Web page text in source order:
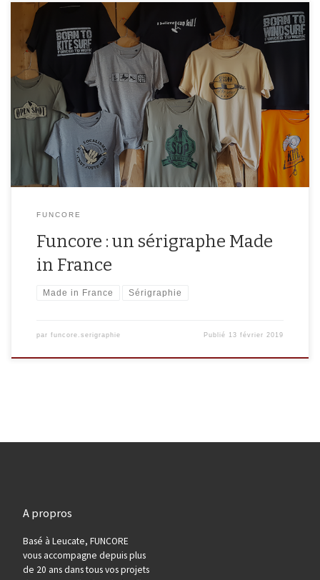
Localisé dans la région de l’Aude, et plus précisément dans la ville
de Leucate, notre nouvel atelier nous permet de répondre à
toutes vos demandes de personnalisation de textiles. C’est là-bas
que nous avons nos machines, ainsi que nos espaces de stockage
avant envoi. Sur place, nous pouvons également vous […]
FUNCORE
Funcore : un sérigraphe Made
in France
Made in France Sérigraphie
par funcore.serigraphie Publié 13 février 2019
A propros
Basé à Leucate, FUNCORE
vous accompagne depuis plus
de 20 ans dans tous vos projets